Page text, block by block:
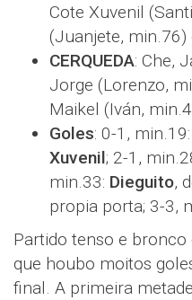
Cote Xuvenil
(Juanjete, min.76)
CERQUEDA: Che,
Jorge (Lorenzo,
Maikel (Iván,
Goles: 0-1,
Xuvenil; 2-1,
min.33: Dieguito,
propia porta; 3-3,
Partido tenso e
que houbo moitos
final. A primeira